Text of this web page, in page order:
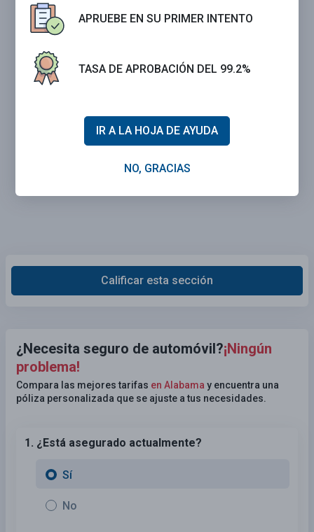
Calificar esta sección
¿Necesita seguro de automóvil?¡Ningún
problema!
Compara las mejores tarifas en Alabama y encuentra una
póliza personalizada que se ajuste a tus necesidades.
1. ¿Está asegurado actualmente?
Sí
No
APRUEBE EN SU PRIMER INTENTO
TASA DE APROBACIÓN DEL 99.2%
IR A LA HOJA DE AYUDA
NO, GRACIAS